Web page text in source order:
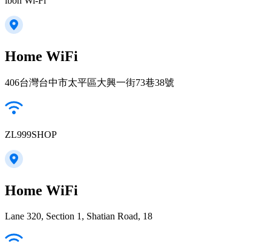
Home WiFi
406台灣台中市太平區大興一街73巷38號
ZL999SHOP
Home WiFi
Lane 320, Section 1, Shatian Road, 18